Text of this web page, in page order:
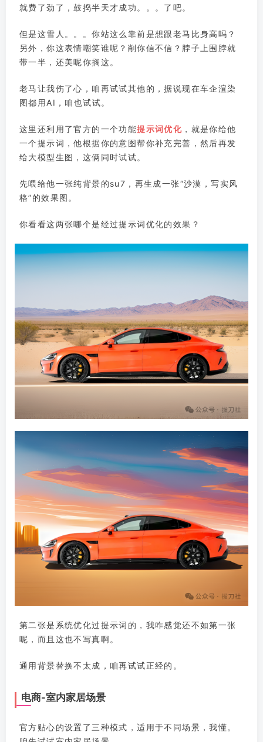
就费了劲了，鼓捣半天才成功。。。了吧。
但是这雪人。。。你站这么靠前是想跟老马比身高吗？
另外，你这表情嘲笑谁呢？削你信不信？脖子上围脖就
带一半，还美呢你搁这。
老马让我伤了心，咱再试试其他的，据说现在车企渲染
图都用AI，咱也试试。
这里还利用了官方的一个功能提示词优化 ，就是你给他
一个提示词，他根据你的意图帮你补充完善，然后再发
给大模型生图，这俩同时试试。
先喂给他一张纯背景的su7，再生成一张“沙漠，写实风
格”的效果图。
你看看这两张哪个是经过提示词优化的效果？
第二张是系统优化过提示词的，我咋感觉还不如第一张
呢，而且这也不写真啊。
通用背景替换不太成，咱再试试正经的。
电商-室内家居场景
官方贴心的设置了三种模式，适用于不同场景，我懂。